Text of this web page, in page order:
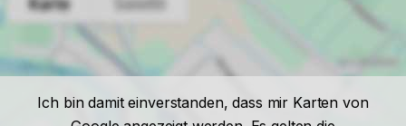
Ich bin damit einverstanden, dass mir Karten von